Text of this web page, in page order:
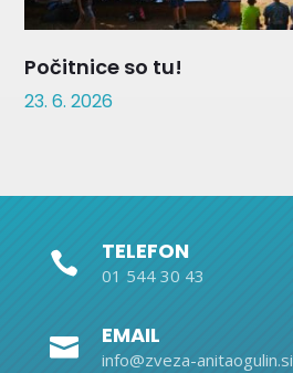
Počitnice so tu!
23. 6. 2026
 TELEFON
01 544 30 43
 EMAIL
info@zveza-anitaogulin.si